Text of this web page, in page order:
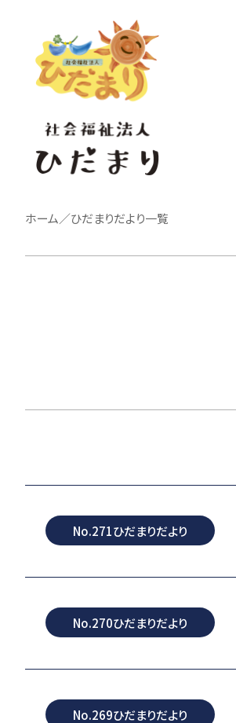
ホーム／ひだまりだより一覧
No.271ひだまりだより
No.270ひだまりだより
No.269ひだまりだより